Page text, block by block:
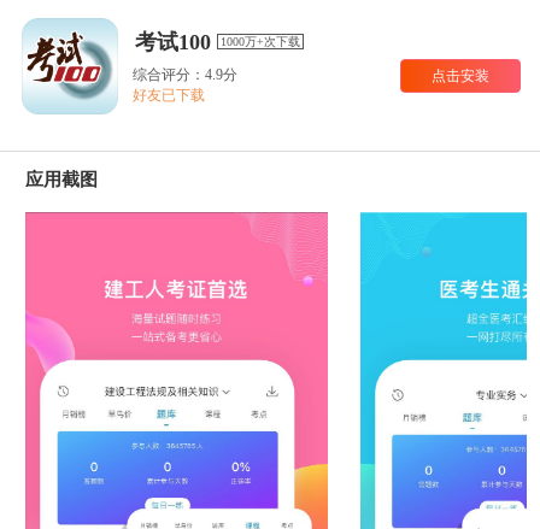
考试100 1000万+次下载
综合评分：4.9分
好友已下载
点击安装
应用截图